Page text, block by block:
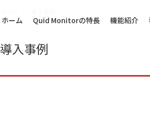
ホーム Quid Monitorの特長 機能紹介
導入事例